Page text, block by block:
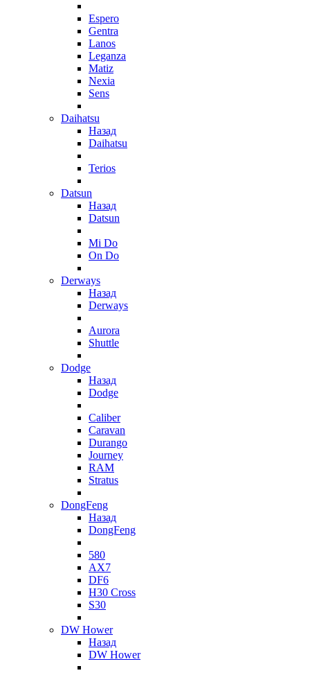
Espero
Gentra
Lanos
Leganza
Matiz
Nexia
Sens
Daihatsu
Назад
Daihatsu
Terios
Datsun
Назад
Datsun
Mi Do
On Do
Derways
Назад
Derways
Aurora
Shuttle
Dodge
Назад
Dodge
Caliber
Caravan
Durango
Journey
RAM
Stratus
DongFeng
Назад
DongFeng
580
AX7
DF6
H30 Cross
S30
DW Hower
Назад
DW Hower